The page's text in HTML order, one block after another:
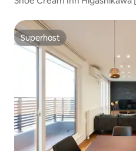
uma curta distância]
Superhost
Superhost